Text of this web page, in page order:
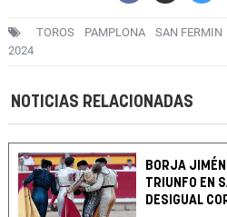
TOROS PAMPLONA SAN FERMIN
2024
NOTICIAS RELACIONADAS
BORJA
TRIUNFO EN
DESIGUAL